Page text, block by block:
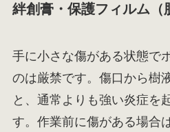
絆創膏・保護フィルム（
手に小さな傷がある状態で
のは厳禁です。傷口から樹
と、通常よりも強い炎症を
す。作業前に傷がある場合